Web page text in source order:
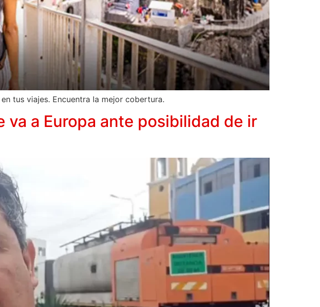
tus viajes. Encuentra la mejor cobertura.
va a Europa ante posibilidad de ir